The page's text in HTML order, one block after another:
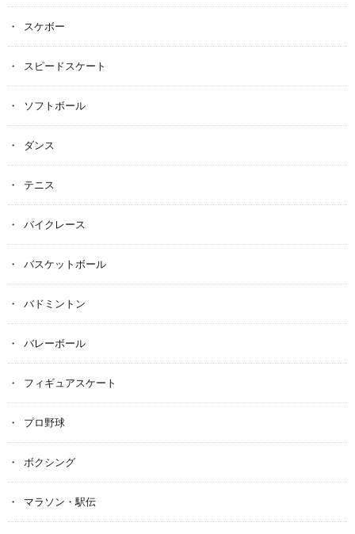
スケボー
スピードスケート
ソフトボール
ダンス
テニス
バイクレース
バスケットボール
バドミントン
バレーボール
フィギュアスケート
プロ野球
ボクシング
マラソン・駅伝